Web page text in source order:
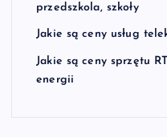
przedszkola, szkoły
Jakie są ceny usług
Jakie są ceny sprzętu
energii